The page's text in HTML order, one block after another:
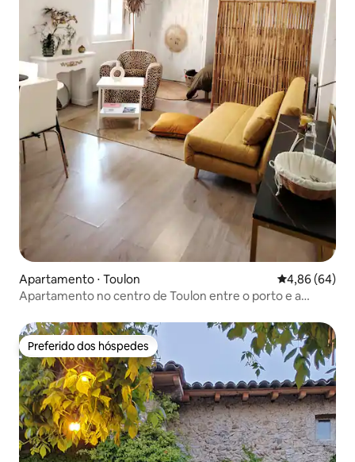
Apartamento ⋅ Toulon 4,86 de uma
4,86 (64)
Apartamento no centro de Toulon entre o porto e a
Preferido dos hóspedes
Preferido dos hóspedes